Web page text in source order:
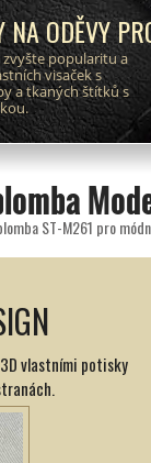
NA ODĚVY
popularitu a
visaček s
a tkaných štítků s
ST-M261 pro
vlastními potisky